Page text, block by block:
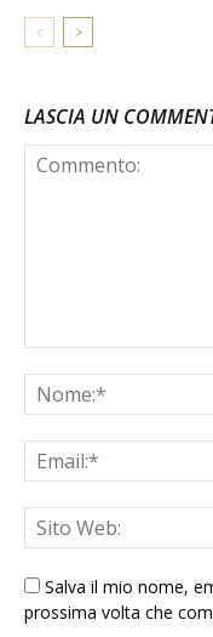
LASCIA UN
Salva il mio nome,
prossima volta che